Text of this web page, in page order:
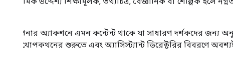
যদি আপনার অ্যাকশনে এমন কন্টেন্ট থাকে যা সাধারণ দর্শকদের জন্য
প্রথম কথোপকথনের শুরুতে এবং অ্যাসিস্ট্যান্ট ডিরেক্টরির বিবরণে